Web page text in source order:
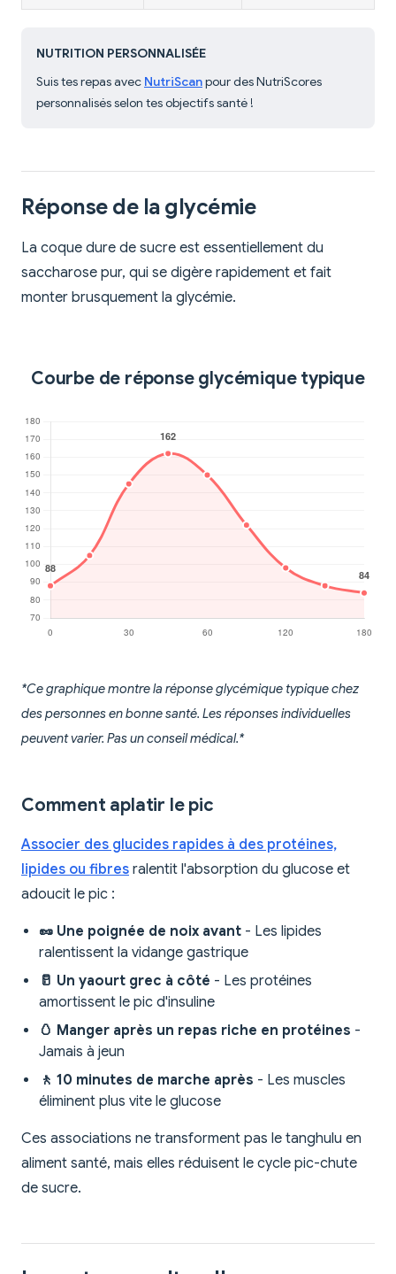
NUTRITION PERSONNALISÉE
Suis tes repas avec NutriScanpour des NutriScores
personnalisés selon tes objectifs santé !
Réponse de la glycémie
La coque dure de sucre est essentiellement du
saccharose pur, qui se digère rapidement et fait
monter brusquement la glycémie.
Courbe de réponse glycémique typique
*Ce graphique montre la réponse glycémique typique chez
des personnes en bonne santé. Les réponses individuelles
peuvent varier. Pas un conseil médical.*
Comment aplatir le pic
Associer des glucides rapides à des protéines,
lipides ou fibres ralentit l'absorption du glucose et
adoucit le pic :
🥜 Une poignée de noix avant - Les lipides
ralentissent la vidange gastrique
🥛 Un yaourt grec à côté - Les protéines
amortissent le pic d'insuline
🥚 Manger après un repas riche en protéines -
Jamais à jeun
🚶 10 minutes de marche après - Les muscles
éliminent plus vite le glucose
Ces associations ne transforment pas le tanghulu en
aliment santé, mais elles réduisent le cycle pic-chute
de sucre.